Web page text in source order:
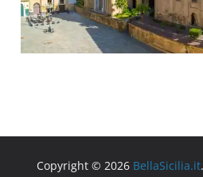
Copyright © 2026 BellaSicilia.it